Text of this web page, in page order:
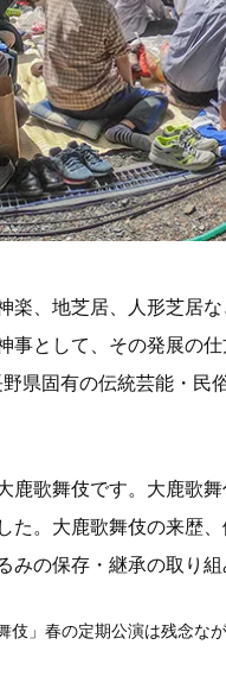
楽、地芝居、人形芝居
として、その発展の
県固有の伝統芸能・
鹿歌舞伎です。大鹿歌
た。大鹿歌舞伎の来歴
の保存・継承の取り組
」春の定期公演は残念な